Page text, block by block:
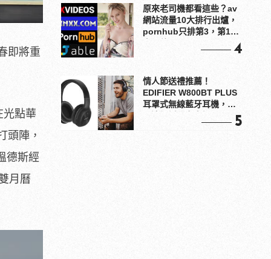
即將重
光點華
頭陣，
德斯經
月曆
原來老司機都看這些？av
網站流量10大排行出爐，
pornhub只排第3，第1名
4
情人節送禮推薦！
EDIFIER W800BT PLUS
耳罩式無線藍牙耳機，在
5